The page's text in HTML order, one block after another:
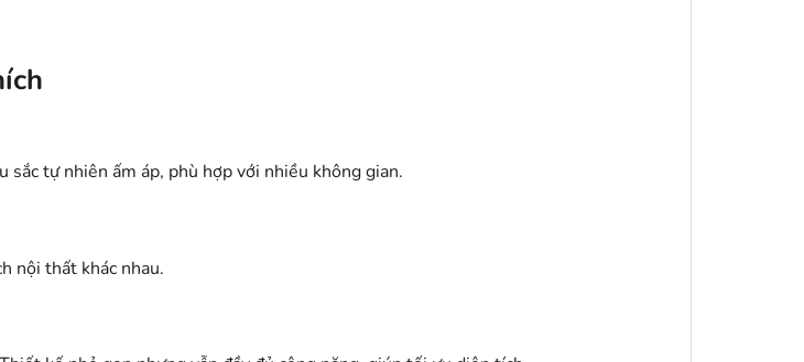
tự nhiên ấm áp, phù hợp với nhiều không gian.
nội thất khác nhau.